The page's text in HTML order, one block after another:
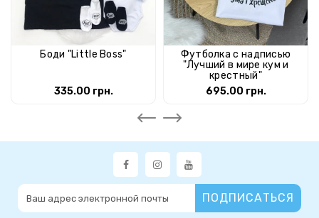
Боди "Little Boss"
335.00 грн.
Футболка с надписью
"Лучший в мире кум и
крестный"
695.00 грн.
ПОДПИСАТЬСЯ